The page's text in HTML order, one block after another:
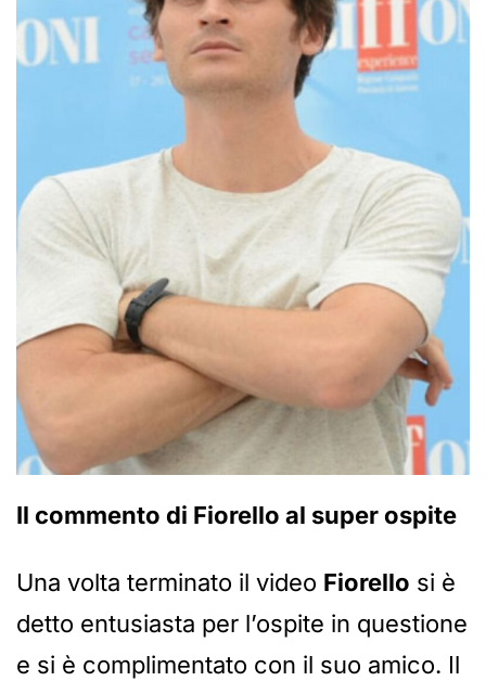
Il commento di Fiorello al super ospite
Una volta terminato il video Fiorello si è
detto entusiasta per l’ospite in questione
e si è complimentato con il suo amico. Il